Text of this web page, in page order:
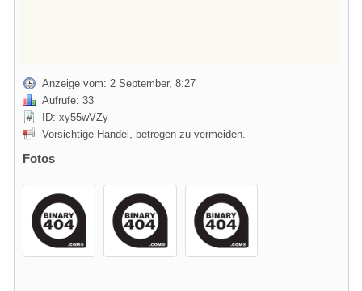
Anzeige vom: 2 September, 8:27
Aufrufe: 33
ID: xy55wVZy
Vorsichtige Handel, betrogen zu vermeiden.
Fotos